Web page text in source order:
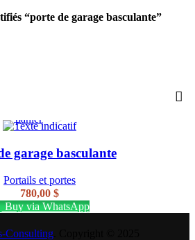
“porte de garage basculante”
panier
garage basculante
Portails et portes
780,00 $
Buy via WhatsApp
Consulting